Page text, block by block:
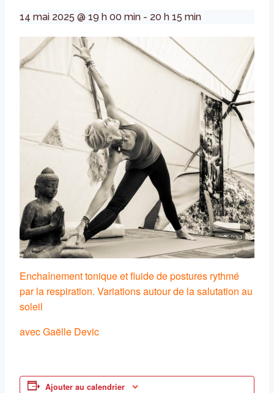
14 mai 2025 @ 19 h 00 min - 20 h 15 min
Enchaînement tonique et fluide de postures rythmé
par la respiration. Variations autour de la salutation au
soleil
avec Gaëlle Devic
Ajouter au calendrier